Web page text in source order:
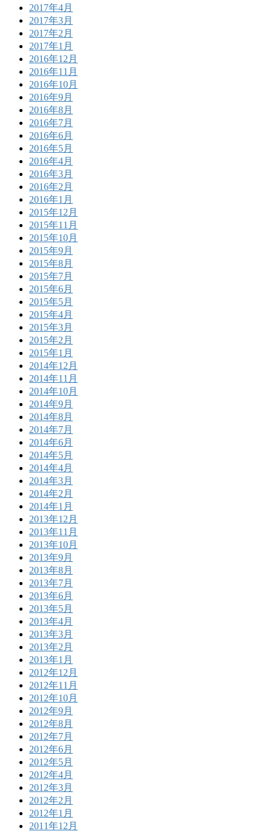
2017年4月
2017年3月
2017年2月
2017年1月
2016年12月
2016年11月
2016年10月
2016年9月
2016年8月
2016年7月
2016年6月
2016年5月
2016年4月
2016年3月
2016年2月
2016年1月
2015年12月
2015年11月
2015年10月
2015年9月
2015年8月
2015年7月
2015年6月
2015年5月
2015年4月
2015年3月
2015年2月
2015年1月
2014年12月
2014年11月
2014年10月
2014年9月
2014年8月
2014年7月
2014年6月
2014年5月
2014年4月
2014年3月
2014年2月
2014年1月
2013年12月
2013年11月
2013年10月
2013年9月
2013年8月
2013年7月
2013年6月
2013年5月
2013年4月
2013年3月
2013年2月
2013年1月
2012年12月
2012年11月
2012年10月
2012年9月
2012年8月
2012年7月
2012年6月
2012年5月
2012年4月
2012年3月
2012年2月
2012年1月
2011年12月